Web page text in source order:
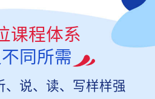
课程体系
同所需
、说、读、写样样强